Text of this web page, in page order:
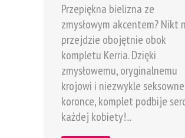
Przepiękna bielizna ze
zmysłowym akcentem? Nikt
przejdzie obojętnie obok
kompletu Kerria. Dzięki
zmysłowemu, oryginalnemu
krojowi i niezwykle
koronce, komplet podbije
każdej kobiety!...